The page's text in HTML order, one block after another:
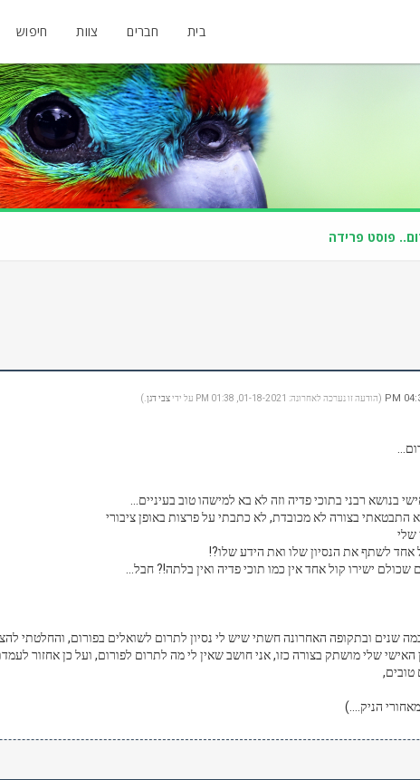
בית חברים צוות חיפוש
פוסט פרידה
(הודעה זו נערכה לאחרונה: 01-18-2021, 01:38 PM על ידי צבי דגן .)
בנושא רבני בתוכי פדיה וזה לא בא למישהו טוב בעיניים...
התבטאתי בצורה לא מכובדת, לא כתבתי על פרצות באופן ציבורי
שלי
אחד לשתף את הנסיון שלו ואת הידע שלו?!
שכולם ישירו קול אחד אין כמו תוכי פדיה ואין בלתה!? חבל...
שנים ובתקופה האחרונה חשתי שיש לי נסיון לתרום לשואלים בפורום, והחלטתי
האישי שלי מושתק בצורה כזו, אני חושב שאין לי מה לתרום לפורום, ועל כן אחזור
טובים,
הניק....)